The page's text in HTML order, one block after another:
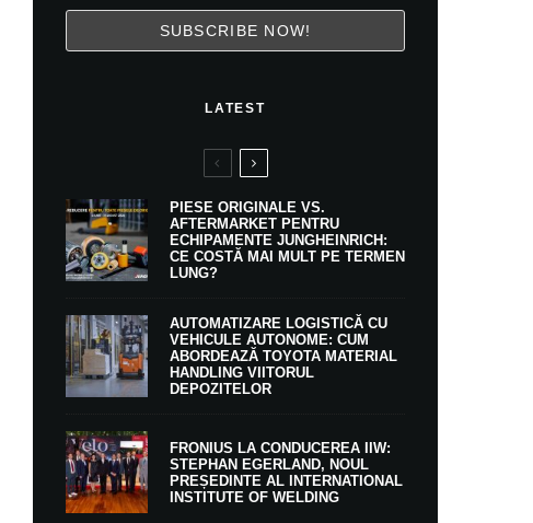
LATEST
PIESE ORIGINALE VS.
AFTERMARKET PENTRU
ECHIPAMENTE JUNGHEINRICH:
CE COSTĂ MAI MULT PE TERMEN
LUNG?
AUTOMATIZARE LOGISTICĂ CU
VEHICULE AUTONOME: CUM
ABORDEAZĂ TOYOTA MATERIAL
HANDLING VIITORUL
DEPOZITELOR
FRONIUS LA CONDUCEREA IIW:
STEPHAN EGERLAND, NOUL
PREȘEDINTE AL INTERNATIONAL
INSTITUTE OF WELDING